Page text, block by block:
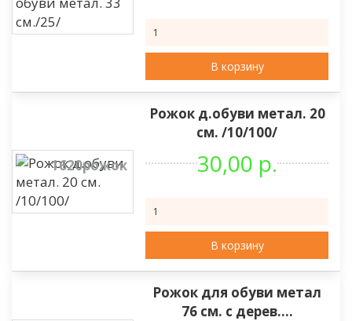
В корзину
1620рожок
Рожок д.обуви метал. 20
см. /10/100/
30,00 р.
В корзину
Рожок для обуви метал
76 см. с дерев....